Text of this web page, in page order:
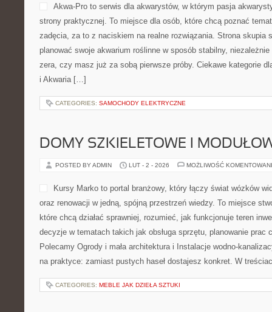
Akwa-Pro to serwis dla akwarystów, w którym pasja
strony praktycznej. To miejsce dla osób, które chcą poznać
zadęcia, za to z naciskiem na realne rozwiązania. Strona skupia
planować swoje akwarium roślinne w sposób stabilny,
zera, czy masz już za sobą pierwsze próby. Ciekawe kategorie
i Akwaria […]
CATEGORIES: SAMOCHODY ELEKTRYCZNE
DOMY SZKIELETOWE I
POSTED BY ADMIN LUT - 2 - 2026 MOŻLIWOŚĆ
Kursy Marko to portal branżowy, który łączy świat wózków
oraz renowacji w jedną, spójną przestrzeń wiedzy. To miejsce
które chcą działać sprawniej, rozumieć, jak funkcjonuje teren
decyzje w tematach takich jak obsługa sprzętu, planowanie prac
Polecamy Ogrody i mała architektura i Instalacje wodno-
na praktyce: zamiast pustych haseł dostajesz konkret. W
CATEGORIES: MEBLE JAK DZIEŁA SZTUKI